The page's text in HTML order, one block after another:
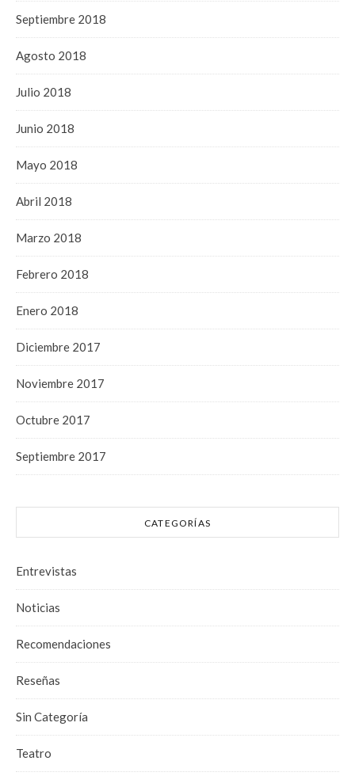
Septiembre 2018
Agosto 2018
Julio 2018
Junio 2018
Mayo 2018
Abril 2018
Marzo 2018
Febrero 2018
Enero 2018
Diciembre 2017
Noviembre 2017
Octubre 2017
Septiembre 2017
CATEGORÍAS
Entrevistas
Noticias
Recomendaciones
Reseñas
Sin Categoría
Teatro